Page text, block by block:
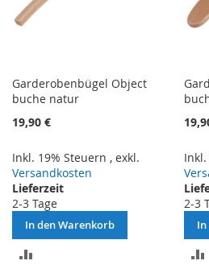
Garderobenbügel Object
buche natur
19,90 €
Inkl. 19% Steuern , exkl.
Versandkosten
Lieferzeit
2-3 Tage
In den Warenkorb
2-3